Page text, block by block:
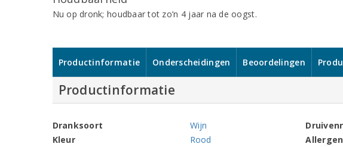
Nu op dronk; houdbaar tot zo’n 4 jaar na de oogst.
Productinformatie Onderscheidingen Beoordelingen
Productinformatie
Dranksoort
Wijn
Kleur
Rood